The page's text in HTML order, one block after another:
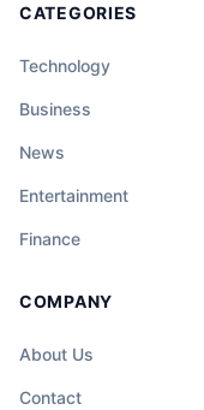
CATEGORIES
Technology
Business
News
Entertainment
Finance
COMPANY
About Us
Contact